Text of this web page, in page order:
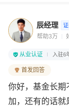
辰经理
帮助3万
从业认证 入驻6
首发回答
你好，基金长期
加，还有的话